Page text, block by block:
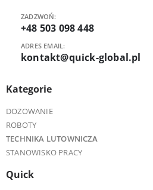
ZADZWOŃ:
+48 503 098 448
ADRES EMAIL:
kontakt@quick-global.pl
Kategorie
DOZOWANIE
ROBOTY
TECHNIKA LUTOWNICZA
STANOWISKO PRACY
Quick